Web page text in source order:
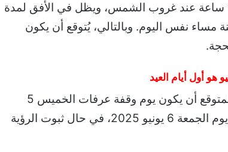
وأوضح الجروان أن الهلال سيكون بعمر 12 ساعة عند غروب الشمس، ويظل في الأفق لمدة
مساء نفس اليوم. وبالتالي، يُتوقع أن يكون
استنادًا إلى هذه التقديرات الفلكية، فمن المتوقع أن يكون يوم وقفة عرفات الخميس 5
يونيو، وبالتالي يكون عيد الأضحى المبارك يوم الجمعة 6 يونيو 2025، في حال ثبوت الرؤية